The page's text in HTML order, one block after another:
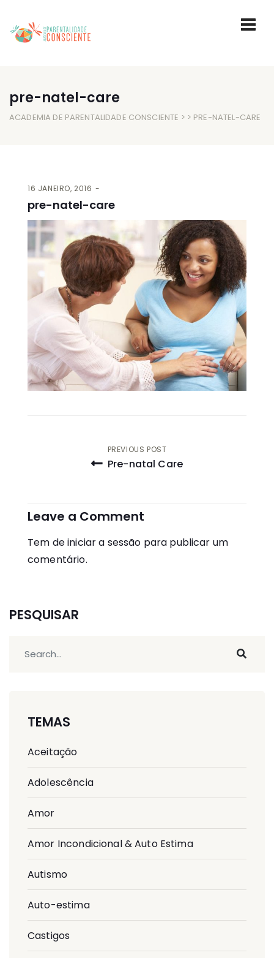
pre-natel-care
ACADEMIA DE PARENTALIDADE CONSCIENTE > > PRE-NATEL-CARE
16 JANEIRO, 2016
pre-natel-care
Navegação
artigos
PREVIOUS POST
Pre-natal Care
Leave a Comment
Tem deiniciar a sessão para publicar um
comentário.
PESQUISAR
TEMAS
Aceitação
Adolescência
Amor
Amor Incondicional & Auto Estima
Autismo
Auto-estima
Castigos